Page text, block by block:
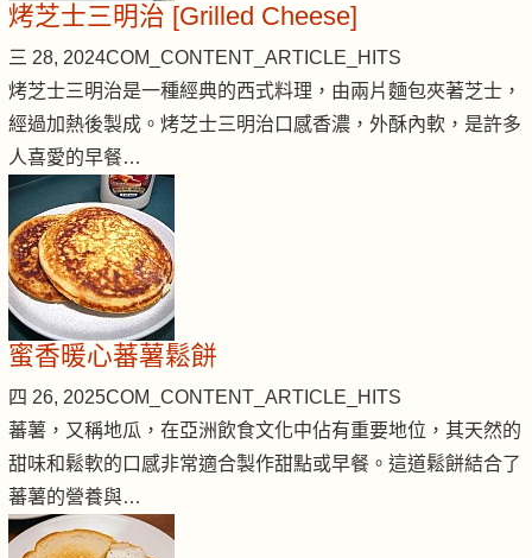
烤芝士三明治 [Grilled Cheese]
三 28, 2024COM_CONTENT_ARTICLE_HITS
烤芝士三明治是一種經典的西式料理，由兩片麵包夾著芝士，
經過加熱後製成。烤芝士三明治口感香濃，外酥內軟，是許多
人喜愛的早餐…
蜜香暖心蕃薯鬆餅
四 26, 2025COM_CONTENT_ARTICLE_HITS
蕃薯，又稱地瓜，在亞洲飲食文化中佔有重要地位，其天然的
甜味和鬆軟的口感非常適合製作甜點或早餐。這道鬆餅結合了
蕃薯的營養與…